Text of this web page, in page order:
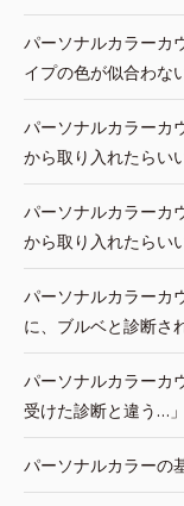
パーソナルカラーカ
イプの色が似合わな
パーソナルカラーカ
から取り入れたらい
パーソナルカラーカ
から取り入れたらい
パーソナルカラーカ
に、ブルベと診断さ
パーソナルカラーカ
受けた診断と違う…」
パーソナルカラーの